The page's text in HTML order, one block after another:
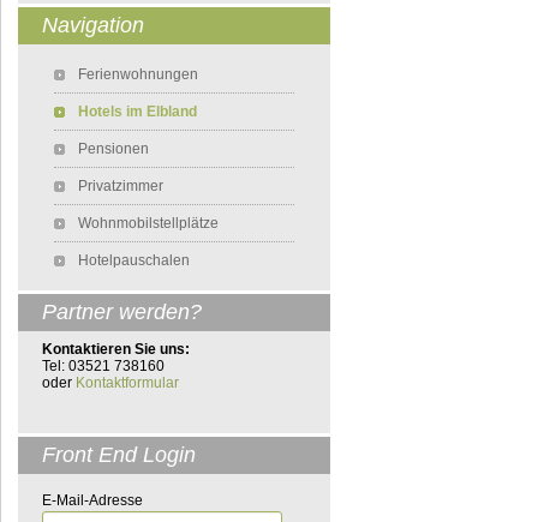
Navigation
Ferienwohnungen
Hotels im Elbland
Pensionen
Privatzimmer
Wohnmobilstellplätze
Hotelpauschalen
Partner werden?
Kontaktieren Sie uns:
Tel: 03521 738160
oder Kontaktformular
Front End Login
E-Mail-Adresse